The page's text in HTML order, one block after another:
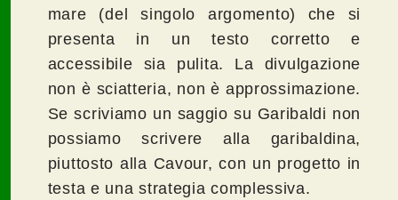
mare (del singolo argomento) che si
presenta in un testo corretto e
accessibile sia pulita. La divulgazione
non è sciatteria, non è approssimazione.
Se scriviamo un saggio su Garibaldi non
possiamo scrivere alla garibaldina,
piuttosto alla Cavour, con un progetto in
testa e una strategia complessiva.